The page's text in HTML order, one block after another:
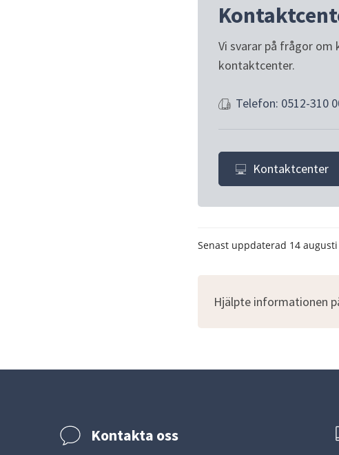
Vi svarar på frågor om
kontaktcenter.
Telefon: 0512-310
Kontaktcenter
Senast uppdaterad 14
Hjälpte informationen
Kontakta oss